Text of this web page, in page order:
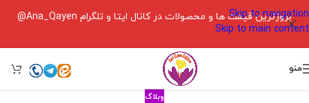
Skip to navigation
Skip to main content
بروزترین قیمت ها و محصولات در کانال ایتا و تلگرام Ana_Qayen@
منو
وبلاگ